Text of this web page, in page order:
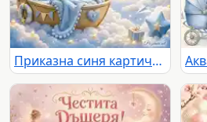
Приказна синя картичка „Честит Син“ с бебешка люлка, мече, облаци и златни звезди